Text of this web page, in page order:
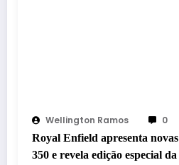
Wellington Ramos
0
Royal Enfield apresenta
350 e revela edição especial